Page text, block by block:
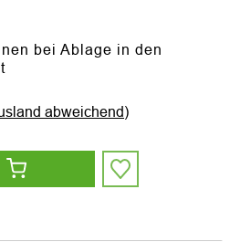
bei Ablage in den
abweichend)